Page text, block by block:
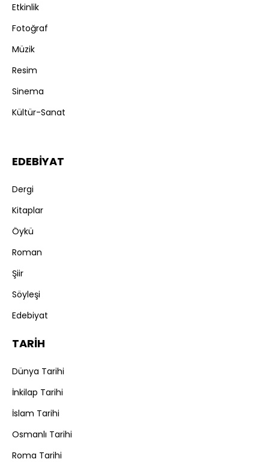
Etkinlik
Fotoğraf
Müzik
Resim
Sinema
Kültür-Sanat
EDEBİYAT
Dergi
Kitaplar
Öykü
Roman
Şiir
Söyleşi
Edebiyat
TARİH
Dünya Tarihi
İnkilap Tarihi
İslam Tarihi
Osmanlı Tarihi
Roma Tarihi